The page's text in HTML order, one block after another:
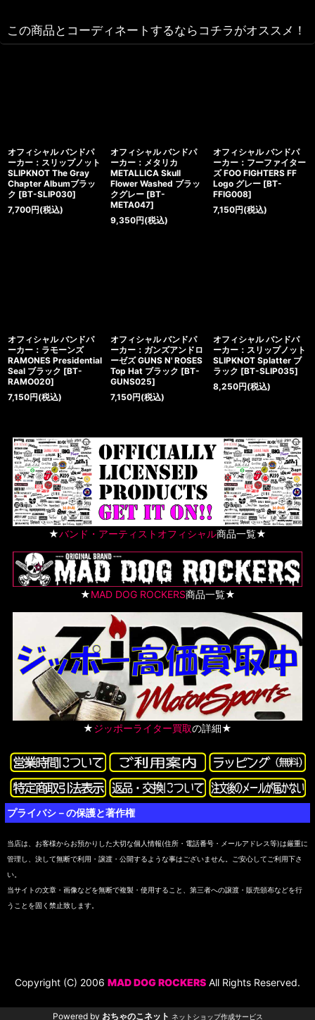
この商品とコーディネートするならコチラがオススメ！
オフィシャル バンドパ
ーカー：スリップノット
SLIPKNOT The Gray
Chapter Albumブラッ
ク [BT-SLIP030]
7,700円(税込)
オフィシャル バンドパ
ーカー：メタリカ
METALLICA Skull
Flower Washed ブラッ
クグレー [BT-
META047]
9,350円(税込)
オフィシャル バンドパ
ーカー：フーファイター
ズ FOO FIGHTERS FF
Logo グレー [BT-
FFIG008]
7,150円(税込)
オフィシャル バンドパ
ーカー：ラモーンズ
RAMONES Presidential
Seal ブラック [BT-
RAMO020]
7,150円(税込)
オフィシャル バンドパ
ーカー：ガンズアンドロ
ーゼズ GUNS N' ROSES
Top Hat ブラック [BT-
GUNS025]
7,150円(税込)
オフィシャル バンドパ
ーカー：スリップノット
SLIPKNOT Splatter ブ
ラック [BT-SLIP035]
8,250円(税込)
★バンド・アーティストオフィシャル商品一覧★
★MAD DOG ROCKERS商品一覧★
★ジッポーライター買取の詳細★
プライバシ－の保護と著作権
当店は、お客様からお預かりした大切な個人情報(住所・電話番号・メールアドレス等)は厳重に
管理し、決して無断で利用・譲渡・公開するような事はございません。ご安心してご利用下さ
い。
当サイトの文章・画像などを無断で複製・使用すること、第三者への譲渡・販売頒布などを行
うことを固く禁止致します。
Copyright (C) 2006 MAD DOG ROCKERS All Rights Reserved.
Powered by おちゃのこネット ネットショップ作成サービス